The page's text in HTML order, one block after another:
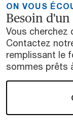
ON VOUS
Besoin
Vous cherchez
Contactez
remplissant le
sommes prêts